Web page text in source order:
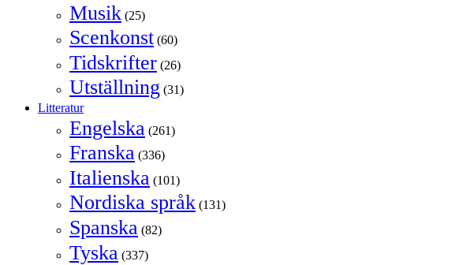
Musik (25)
Scenkonst (60)
Tidskrifter (26)
Utställning (31)
Litteratur
Engelska (261)
Franska (336)
Italienska (101)
Nordiska språk (131)
Spanska (82)
Tyska (337)